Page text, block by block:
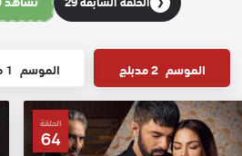
الموسم 2 مدبلج الموسم 1 مدبلج
الحلقة
64